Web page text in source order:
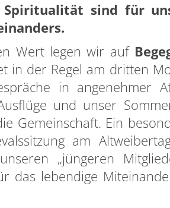
Spiritualität sind für
Wert legen wir auf
in der Regel am dritten
in angenehmer
und unser
Gemeinschaft. Ein
am
„jüngeren
das lebendige